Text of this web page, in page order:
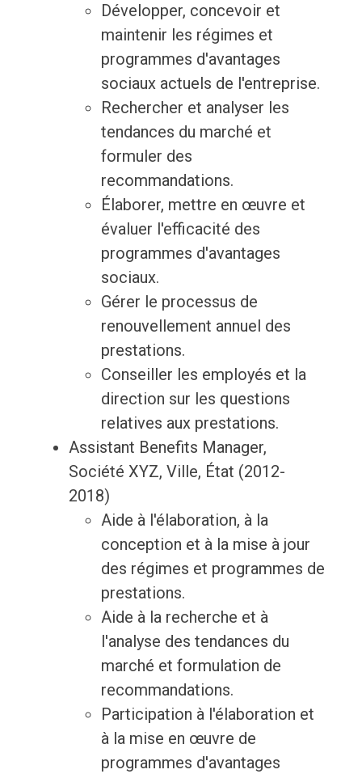
Développer, concevoir et
maintenir les régimes et
programmes d'avantages
sociaux actuels de l'entreprise.
Rechercher et analyser les
tendances du marché et
formuler des
recommandations.
Élaborer, mettre en œuvre et
évaluer l'efficacité des
programmes d'avantages
sociaux.
Gérer le processus de
renouvellement annuel des
prestations.
Conseiller les employés et la
direction sur les questions
relatives aux prestations.
Assistant Benefits Manager,
Société XYZ, Ville, État (2012-
2018)
Aide à l'élaboration, à la
conception et à la mise à jour
des régimes et programmes de
prestations.
Aide à la recherche et à
l'analyse des tendances du
marché et formulation de
recommandations.
Participation à l'élaboration et
à la mise en œuvre de
programmes d'avantages